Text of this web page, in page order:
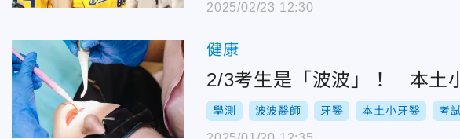
2025/02/23 12:30
健康
2/3考生是「波波」！ 本土
學測 波波醫師 牙醫 本土小牙醫 考